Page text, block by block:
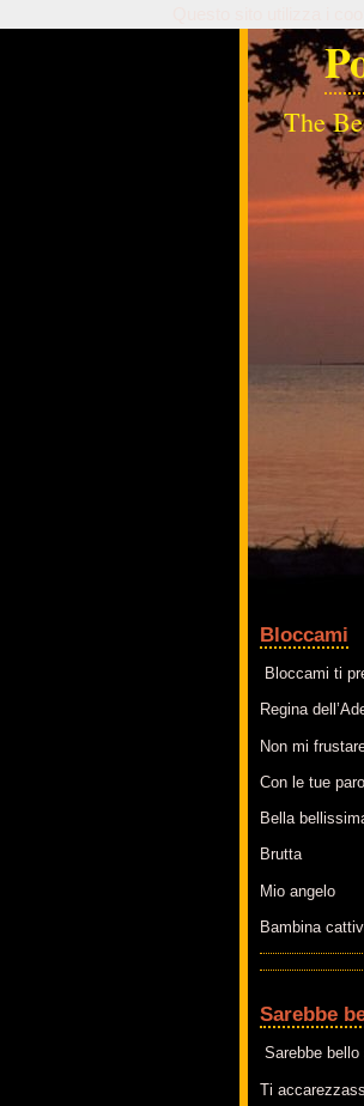
The
Bloccami
Bloccami ti
Regina
Non mi
Con le tue
Bella
Brutta
Mio angelo
Bambina
Sarebbe
Sarebbe
Ti